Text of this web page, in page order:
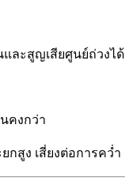
ละสูญเสียศูนย์ถ่วงได้
คงกว่า
กสูง เสี่ยงต่อการคว่ำ